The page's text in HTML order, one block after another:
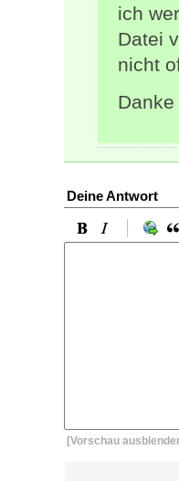
ich
Datei
nicht
Deine Antwort
[Vorschau